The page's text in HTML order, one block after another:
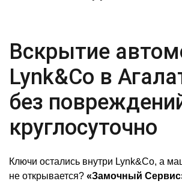
Вскрытие
Lynk&Co в
без
круглосуточно
Ключи остались внутри Lynk&Co, а
не открывается? «Замочный